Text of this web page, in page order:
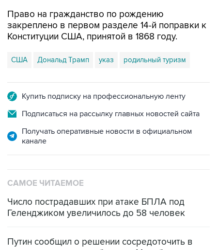
Конституции США, принятой в 1868 году.
США Дональд Трамп указ родильный туризм
Подписаться на рассылку главных новостей сайта
Получать оперативные новости в официальном
канале
Число пострадавших при атаке БПЛА под
Путин сообщил о решении сосредоточить в